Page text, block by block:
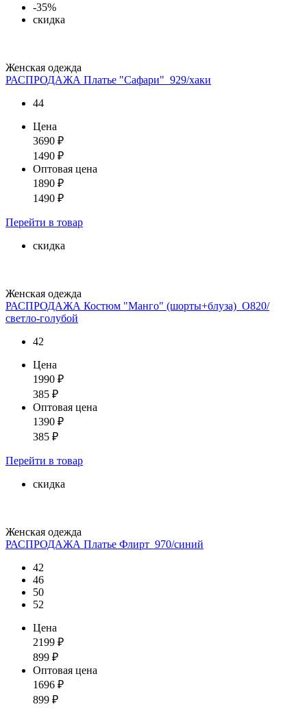
-35%
скидка
Женская одежда
РАСПРОДАЖА Платье "Сафари"_929/хаки
44
Цена
3690 ₽
1490 ₽
Оптовая цена
1890 ₽
1490 ₽
Перейти в товар
скидка
Женская одежда
РАСПРОДАЖА Костюм "Манго" (шорты+блуза)_О820/
светло-голубой
42
Цена
1990 ₽
385 ₽
Оптовая цена
1390 ₽
385 ₽
Перейти в товар
скидка
Женская одежда
РАСПРОДАЖА Платье Флирт_970/синий
42
46
50
52
Цена
2199 ₽
899 ₽
Оптовая цена
1696 ₽
899 ₽